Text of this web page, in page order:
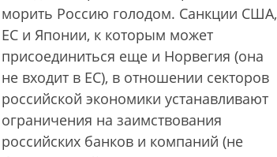
морить Россию голодом. Санкции США,
ЕС и Японии, к которым может
присоединиться еще и Норвегия (она
не входит в ЕС), в отношении секторов
российской экономики устанавливают
ограничения на заимствования
российских банков и компаний (не